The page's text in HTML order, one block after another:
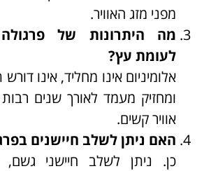
מפני מזג האוויר.
מה היתרונות של פרגולה
לעומת עץ?
אלומיניום אינו מחליד, אינו
ומחזיק מעמד לאורך שנים
אוויר קשים.
האם ניתן לשלב חיישנים
כן. ניתן לשלב חיישני